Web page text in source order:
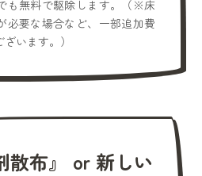
も無料で駆除します。（※床
必要な場合など、一部追加費
います。）
散布』 or 新しい